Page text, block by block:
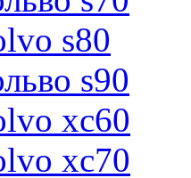
s80
s90
xc60
xc70